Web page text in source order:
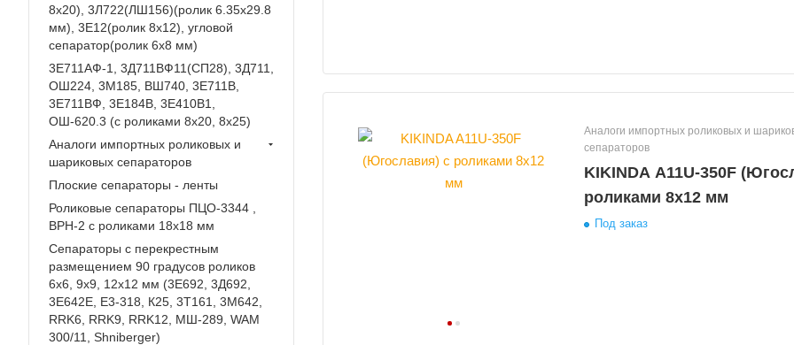
Аналоги импортных роликовых и шариковых
сепараторов
KIKINDA A11U-350F
роликами 8х12 мм
Под заказ
8х20), 3Л722(ЛШ156)(ролик 6.35х29.8
мм), 3Е12(ролик 8х12), угловой
сепаратор(ролик 6х8 мм)
3Е711АФ-1, 3Д711ВФ11(СП28), 3Д711,
ОШ224, 3М185, ВШ740, 3Е711В,
3Е711ВФ, 3Е184В, 3Е410В1,
ОШ-620.3 (с роликами 8х20, 8х25)
Аналоги импортных роликовых и
шариковых сепараторов
Плоские сепараторы - ленты
Роликовые сепараторы ПЦО-3344 ,
ВРН-2 с роликами 18х18 мм
Сепараторы с перекрестным
размещением 90 градусов роликов
6х6, 9х9, 12х12 мм (3Е692, 3Д692,
3Е642Е, Е3-318, К25, 3Т161, 3М642,
RRK6, RRK9, RRK12, МШ-289, WAM
300/11, Shniberger)